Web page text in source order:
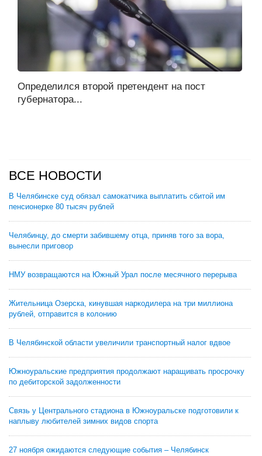
Определился второй претендент на пост
губернатора...
ВСЕ НОВОСТИ
В Челябинске суд обязал самокатчика выплатить сбитой им
пенсионерке 80 тысяч рублей
Челябинцу, до смерти забившему отца, приняв того за вора,
вынесли приговор
НМУ возвращаются на Южный Урал после месячного перерыва
Жительница Озерска, кинувшая наркодилера на три миллиона
рублей, отправится в колонию
В Челябинской области увеличили транспортный налог вдвое
Южноуральские предприятия продолжают наращивать просрочку
по дебиторской задолженности
Связь у Центрального стадиона в Южноуральске подготовили к
наплыву любителей зимних видов спорта
27 ноября ожидаются следующие события – Челябинск